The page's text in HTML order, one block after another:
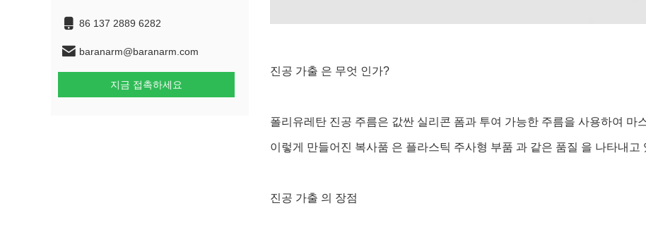
86 137 2889 6282
baranarm@baranarm.com
지금 접촉하세요
진공 가출 은 무엇 인가?
폴리유레탄 진공 주름은 값싼 실리콘 폼과 투여 가능한 주름을 사용하여 마
이렇게 만들어진 복사품 은 플라스틱 주사형 부품 과 같은 품질 을 나타내
진공 가출 의 장점